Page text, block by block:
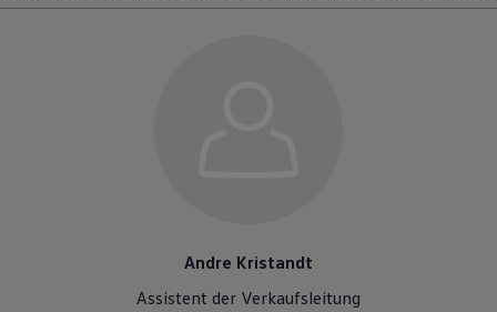
Andre Kristandt
Assistent der Verkaufsleitung